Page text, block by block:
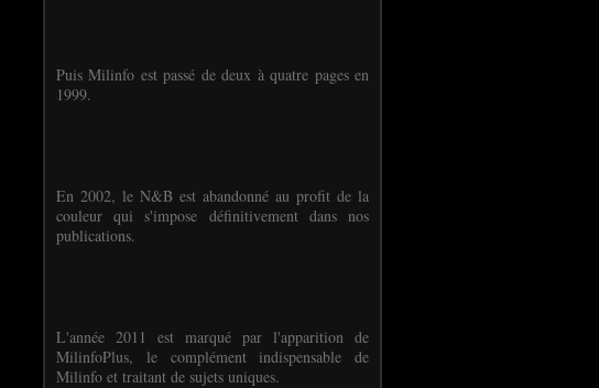
Puis Milinfo est passé de deux à quatre pages en
1999.
En 2002, le N&B est abandonné au profit de la
couleur qui s'impose définitivement dans nos
publications.
L'année 2011 est marqué par l'apparition de
MilinfoPlus, le complément indispensable de
Milinfo et traitant de sujets uniques.